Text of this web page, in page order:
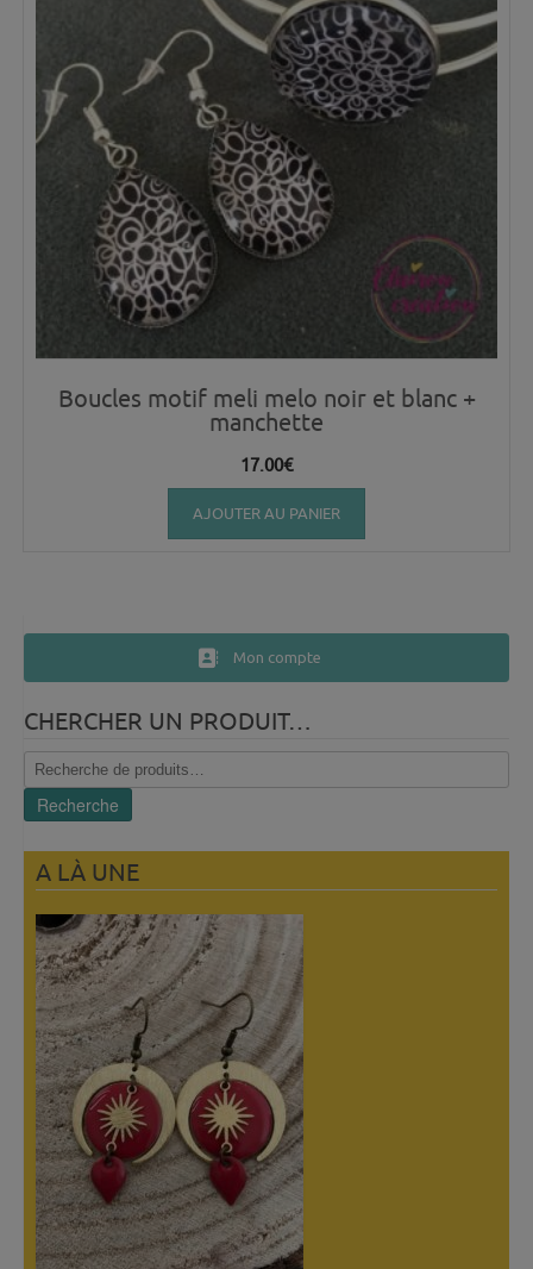
Boucles motif meli melo noir et blanc +
manchette
17.00€
AJOUTER AU PANIER
Mon compte
CHERCHER UN PRODUIT…
Recherche
pour :
Recherche
A LÀ UNE